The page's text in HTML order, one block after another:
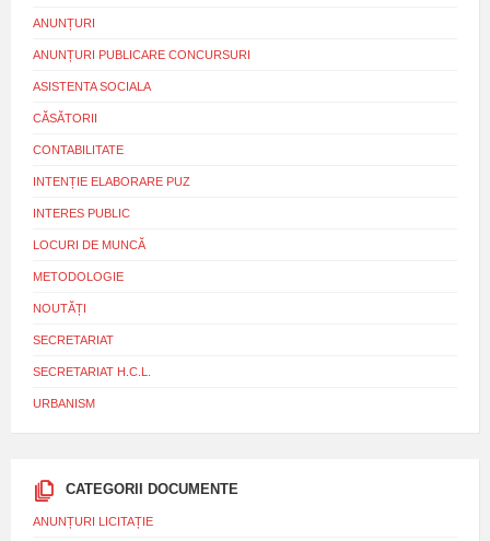
ANUNȚURI
ANUNȚURI PUBLICARE CONCURSURI
ASISTENTA SOCIALA
CĂSĂTORII
CONTABILITATE
INTENȚIE ELABORARE PUZ
INTERES PUBLIC
LOCURI DE MUNCĂ
METODOLOGIE
NOUTĂȚI
SECRETARIAT
SECRETARIAT H.C.L.
URBANISM
CATEGORII DOCUMENTE
ANUNȚURI LICITAȚIE